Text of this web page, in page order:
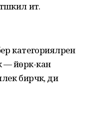
итә.
— йөрәк-кан
бирәчәк, ди